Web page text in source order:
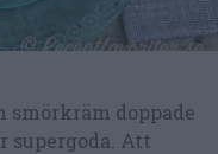
smörkräm doppade
supergoda. Att